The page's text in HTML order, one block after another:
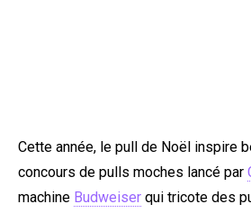
Cette année, le pull de Noël inspire
concours de pulls moches lancé par
machine Budweiser qui tricote des